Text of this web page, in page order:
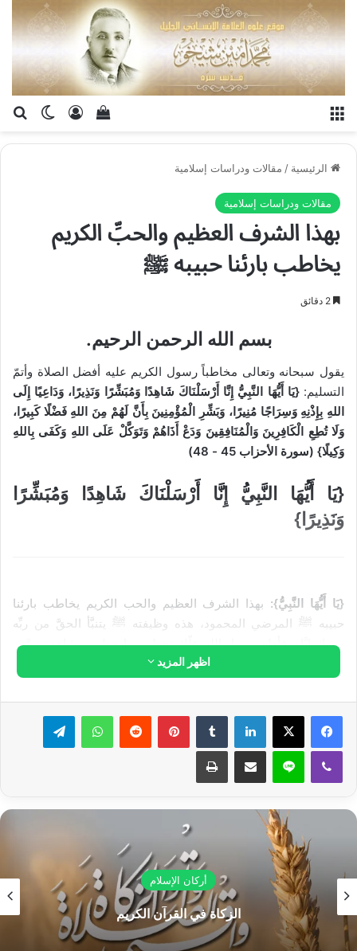
الوضعتسجيل
إستعراض سلة
الرئيسية / مقالات ودراسات إسلامية
مقالات ودراسات إسلامية
بهذا الشرف العظيم والحبِّ الكريم
يخاطب بارئنا حبيبه ﷺ
بسم الله الرحمن الرحيم.
يقول سبحانه وتعالى مخاطباً رسول الكريم عليه أفضل الصلاة وأتمّ
التسليم:{يَا أَيُّهَا النَّبِيُّ إِنَّا أَرْسَلْنَاكَ شَاهِدًا وَمُبَشِّرًا وَنَذِيرًا، وَدَاعِيًا إِلَى
اللهِ بِإِذْنِهِ وَسِرَاجًا مُنِيرًا، وَبَشِّرِ الْمُؤْمِنِينَ بِأَنَّ لَهُمْ مِنَ اللهِ فَضْلًا كَبِيرًا،
وَلَا تُطِعِ الْكَافِرِينَ وَالْمُنَافِقِينَ وَدَعْ أَذَاهُمْ وَتَوَكَّلْ عَلَى اللهِ وَكَفَى بِاللهِ
وَكِيلًا} (سورة الأحزاب 45 - 48)
{يَا أَيُّهَا النَّبِيُّ إِنَّا أَرْسَلْنَاكَ شَاهِدًا وَمُبَشِّرًا
وَنَذِيرًا}
{يَا أَيُّهَا النَّبِيُّ}: بهذا الشرف العظيم والحب الكريم يخاطب بارئنا
حبيبه ﷺ المرضي المحمود، هذه وظيفته ﷺ يتنبَّأ الحقَّ من ربِّه
ويريك إيَّاه. فأطع رسول الله علّك تحظى بما حظي بمشاهدة نبوَّته.
(إِنَّا): بصيغة الجمع تتضمن أنوار ورحمات وبحار
فضل وإحسان وحنان الله وتجلِّيات العلا بأسمائه الحسنى.
{أَرْسَلْنَاكَ شَاهِدًا}:
شاهداً لهم لآيات الكون، ولكن لمن يشهد رسول
الله ﷺ وكيف يشهد؟ يشهد للذي آمن بالله واستقام فصلَّى، يشهد
لمن فكَّر بالموت حتى خافت نفسه، وخاف من النتائج التي ستعود
عليه من سيره بغير الحق، وخاف النار في الآخرة، هنالك طلب الحقَّ
الله معه، قريباً منه رقيباً عليه ومشاهداً له فاستقام، وباستقامته على
طاعة ربِّه يحصل لنفسه ثقة بأن الله راضٍ عنها فتؤمن به سبحانه،
وبمعيَّة رسول الله ﷺ تُقبل على الله، هذا المؤمن يشهد له رسول
الله ﷺ التربية لهذا الكون والتجلي الإلٓهي‏ عليه والخلق والخالق
والإمداد بالأنوار، ويشهد له أسماء الله الحسنى وكيف أن الله متجلٍّ
على الكون بعلمه ورحمته وقدرته. ويشهد للمؤمنين إيمانهم فيمزجه
رحيقاً واسعاً أبيّاً دائماً سرمدياً لا تبغي النفس عنه حولاً.
اظهر المزيد
لينكدإن بينتيريست واتساب تيلقرام
ڤايبر لاين مشاركة عبر البريد طباعة
أركان الإسلام
الزكاة في القرآن الكريم